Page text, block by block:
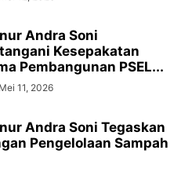
Andra Soni
Kesepakatan
Pembangunan PSEL...
Mei 11, 2026
Andra Soni Tegaskan
Pengelolaan Sampah